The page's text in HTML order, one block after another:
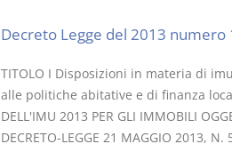
Decreto Legge del 2013 numero
TITOLO I Disposizioni in materia di
alle politiche abitative e di finanza
DELL'IMU 2013 PER GLI IMMOBILI
DECRETO-LEGGE 21 MAGGIO 2013,